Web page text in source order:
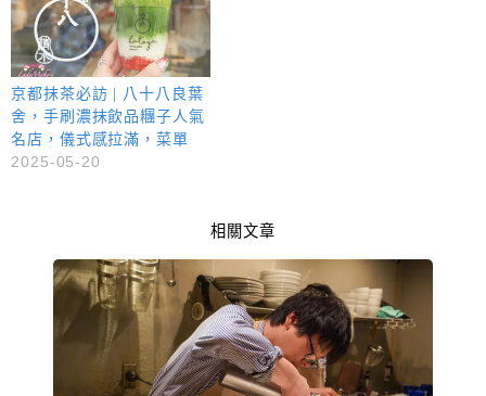
京都抹茶必訪 | 八十八良葉
舍，手刷濃抹飲品糰子人氣
名店，儀式感拉滿，菜單
2025-05-20
相關文章